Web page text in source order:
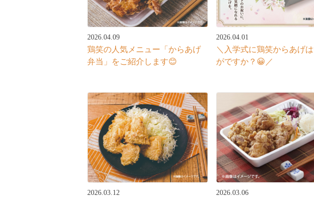
2026.04.09
鶏笑の人気メニュー「からあげ
弁当」をご紹介します😊
2026.04.01
＼入学式に鶏笑からあげ
がですか？😀／
2026.03.12 2026.03.06